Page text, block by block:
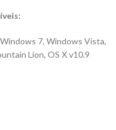
7, Windows Vista,
Lion, OS X v10.9